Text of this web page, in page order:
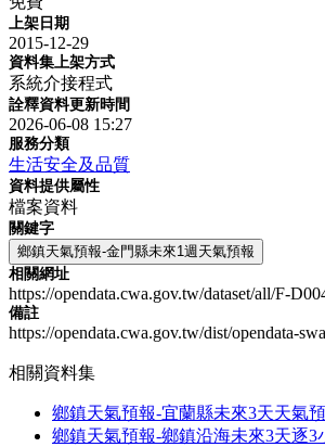
上架日期
2015-12-29
資料集上架方式
系統介接程式
詮釋資料更新時間
2026-06-08 15:27
服務分類
生活安全及品質
資料提供屬性
檔案資料
關鍵字
鄉鎮天氣預報-金門縣未來1週天氣預報
相關網址
https://opendata.cwa.gov.tw/dataset/all/F-
備註
https://opendata.cwa.gov.tw/dist/opendata-
相關資料集
鄉鎮天氣預報-宜蘭縣未來3天天氣
鄉鎮天氣預報-鄉鎮沿海未來3天逐3